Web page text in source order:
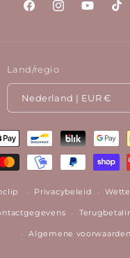
FacebookInstagramYouTube
Land/regio
Nederland | EUR €
Privacybeleid
Algemene voorwaarden